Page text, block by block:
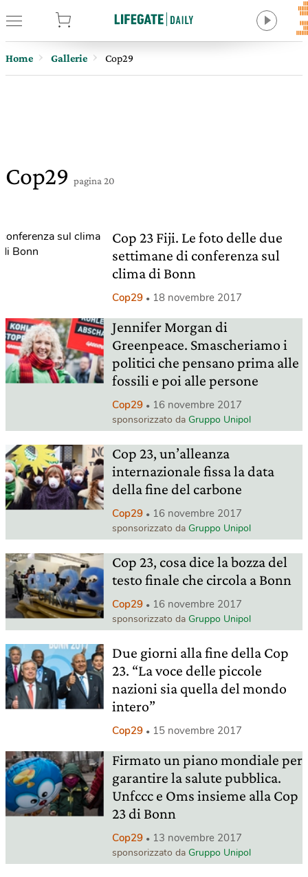
Home Gallerie Cop29
Cop29 pagina 20
Cop 23 Fiji. Le foto delle due
settimane di conferenza sul
clima di Bonn
Cop29 18 novembre 2017
Jennifer Morgan di
Greenpeace. Smascheriamo i
politici che pensano prima alle
fossili e poi alle persone
Cop29 16 novembre 2017
sponsorizzato da Gruppo Unipol
Cop 23, un’alleanza
internazionale fissa la data
della fine del carbone
Cop29 16 novembre 2017
sponsorizzato da Gruppo Unipol
Cop 23, cosa dice la bozza del
testo finale che circola a Bonn
Cop29 16 novembre 2017
sponsorizzato da Gruppo Unipol
Due giorni alla fine della Cop
23. “La voce delle piccole
nazioni sia quella del mondo
intero”
Cop29 15 novembre 2017
Firmato un piano mondiale per
garantire la salute pubblica.
Unfccc e Oms insieme alla Cop
23 di Bonn
Cop29 13 novembre 2017
sponsorizzato da Gruppo Unipol